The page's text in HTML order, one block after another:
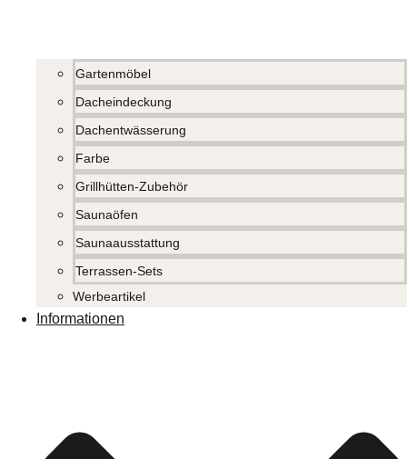
Gartenmöbel
Dacheindeckung
Dachentwässerung
Farbe
Grillhütten-Zubehör
Saunaöfen
Saunaausstattung
Terrassen-Sets
Werbeartikel
Informationen